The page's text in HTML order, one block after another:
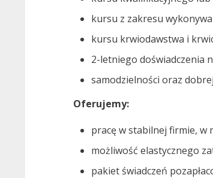
kursu z zakresu
kursu krwiodawstwa i
2-letniego doświadczenia
samodzielności oraz
Oferujemy:
pracę w stabilnej firmie, w
możliwość elastycznego
pakiet świadczeń